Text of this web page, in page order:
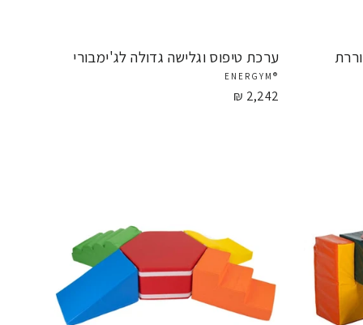
שתישאר איתם
ערכת טיפוס וגלישה גדולה לג'ימבורי
®ENERGYM
2,242 ₪